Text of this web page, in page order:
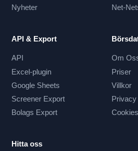
Nyheter
Net-
API & Export
API
Excel-plugin
Google Sheets
Screener Export
Bolags Export
Om
Priser
Villkor
Privacy
Cookies
Hitta oss